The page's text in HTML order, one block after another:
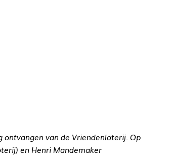
ontvangen van de Vriendenloterij. Op
en Henri Mandemaker